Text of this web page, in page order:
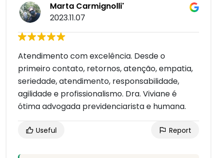
Marta Carmignolli'
2023.11.07
Atendimento com excelência. Desde o
primeiro contato, retornos, atenção, empatia,
seriedade, atendimento, responsabilidade,
agilidade e profissionalismo. Dra. Viviane é
ótima advogada previdenciarista e humana.
Useful Report